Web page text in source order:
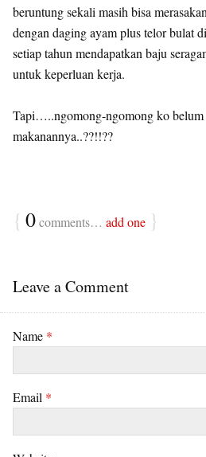
beruntung sekali masih bisa
dengan daging ayam plus telor bulat
setiap tahun mendapatkan baju
untuk keperluan kerja.
Tapi…..ngomong-ngomong ko belum
makanannya..??!!??
{ 0comments… add one }
Leave a Comment
Name *
Email *